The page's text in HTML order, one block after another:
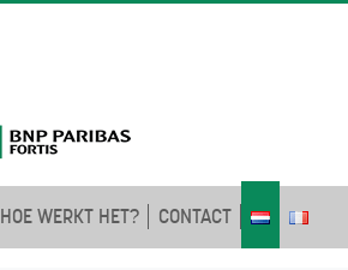
HOE WERKT HET? CONTACT